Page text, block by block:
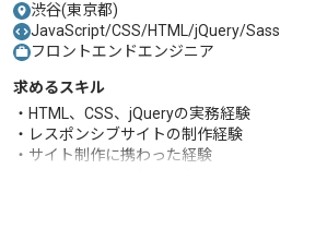
渋谷(東京都)
JavaScript/CSS/HTML/jQuery/Sass
フロントエンドエンジニア
求めるスキル
・HTML、CSS、jQueryの実務経験
・レスポンシブサイトの制作経験
・サイト制作に携わった経験